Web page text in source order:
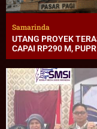
Samarinda
UTANG PROYEK
CAPAI RP290 M,